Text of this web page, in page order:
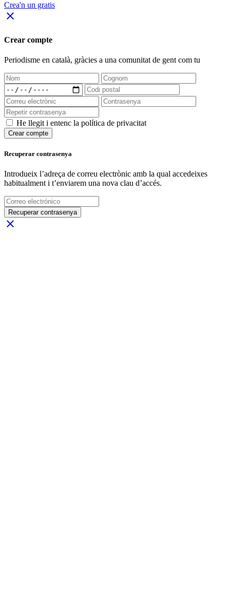
Crea'n un gratis
close
Crear compte
Periodisme en català, gràcies a una comunitat de gent com tu
He llegit i entenc la política de privacitat
Crear compte
Recuperar contrasenya
Introdueix l’adreça de correu electrònic amb la qual accedeixes
habitualment i t’enviarem una nova clau d’accés.
Recuperar contrasenya
close